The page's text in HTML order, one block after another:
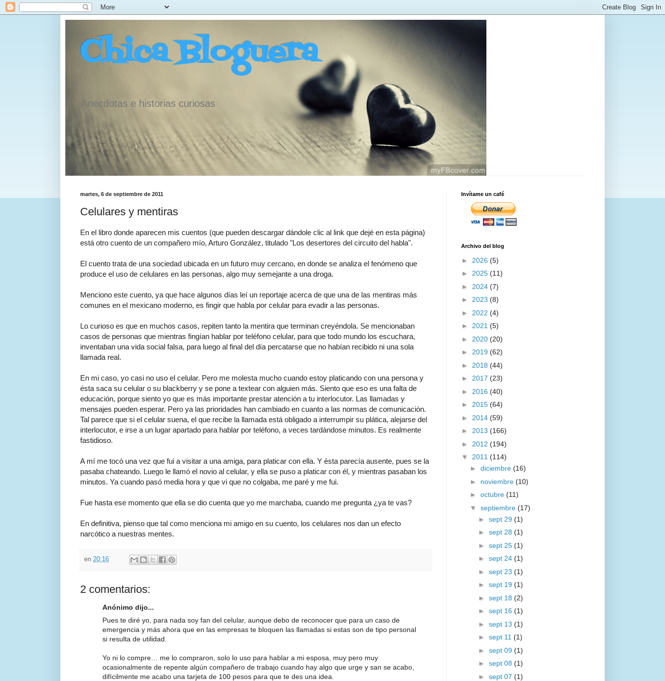
Chica Bloguera
Anécdotas e historias curiosas
martes, 6 de septiembre de 2011
Celulares y mentiras
En el libro donde aparecen mis cuentos (que pueden descargar dándole clic al link que dejé en esta página)
está otro cuento de un compañero mío, Arturo González, titulado "Los desertores del circuito del habla".
El cuento trata de una sociedad ubicada en un futuro muy cercano, en donde se analiza el fenómeno que
produce el uso de celulares en las personas, algo muy semejante a una droga.
Menciono este cuento, ya que hace algunos días leí un reportaje acerca de que una de las mentiras más
comunes en el mexicano moderno, es fingir que habla por celular para evadir a las personas.
Lo curioso es que en muchos casos, repiten tanto la mentira que terminan creyéndola. Se mencionaban
casos de personas que mientras fingían hablar por teléfono celular, para que todo mundo los escuchara,
inventaban una vida social falsa, para luego al final del día percatarse que no habían recibido ni una sola
llamada real.
En mi caso, yo casi no uso el celular. Pero me molesta mucho cuando estoy platicando con una persona y
ésta saca su celular o su blackberry y se pone a textear con alguien más. Siento que eso es una falta de
educación, porque siento yo que es más importante prestar atención a tu interlocutor. Las llamadas y
mensajes pueden esperar. Pero ya las prioridades han cambiado en cuanto a las normas de comunicación.
Tal parece que si el celular suena, el que recibe la llamada está obligado a interrumpir su plática, alejarse del
interlocutor, e irse a un lugar apartado para hablar por teléfono, a veces tardándose minutos. Es realmente
fastidioso.
A mí me tocó una vez que fui a visitar a una amiga, para platicar con ella. Y ésta parecía ausente, pues se la
pasaba chateando. Luego le llamó el novio al celular, y ella se puso a platicar con él, y mientras pasaban los
minutos. Ya cuando pasó media hora y que vi que no colgaba, me paré y me fui.
Fue hasta ese momento que ella se dio cuenta que yo me marchaba, cuando me pregunta ¿ya te vas?
En definitiva, pienso que tal como menciona mi amigo en su cuento, los celulares nos dan un efecto
narcótico a nuestras mentes.
en 20:16
2 comentarios:
Anónimo dijo...
Pues te diré yo, para nada soy fan del celular, aunque debo de reconocer que para un caso de
emergencia y más ahora que en las empresas te bloquen las llamadas si estas son de tipo personal
si resulta de utilidad.
Yo ni lo compre… me lo compraron, solo lo uso para hablar a mi esposa, muy pero muy
ocasionalmente de repente algún compañero de trabajo cuando hay algo que urge y san se acabo,
difícilmente me acabo una tarjeta de 100 pesos para que te des una idea.
Invítame un café
Archivo del blog
► 2026 (5)
► 2025 (11)
► 2024 (7)
► 2023 (8)
► 2022 (4)
► 2021 (5)
► 2020 (20)
► 2019 (62)
► 2018 (44)
► 2017 (23)
► 2016 (40)
► 2015 (64)
► 2014 (59)
► 2013 (166)
► 2012 (194)
▼ 2011 (114)
► diciembre (16)
► noviembre (10)
► octubre (11)
▼ septiembre (17)
► sept 29 (1)
► sept 28 (1)
► sept 25 (1)
► sept 24 (1)
► sept 23 (1)
► sept 19 (1)
► sept 18 (2)
► sept 16 (1)
► sept 13 (1)
► sept 11 (1)
► sept 09 (1)
► sept 08 (1)
► sept 07 (1)